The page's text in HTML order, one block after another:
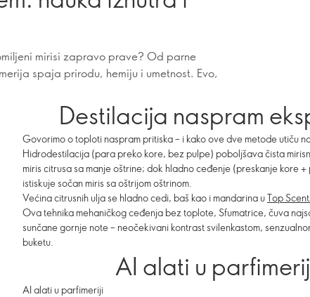
mirisi zapravo prave? Od parne
spaja prirodu, hemiju i umetnost. Evo,
Destilacija naspram
Govorimo o toploti naspram pritiska – i kako ove dve metode utiču
Hidrodestilacija (para preko kore, bez pulpe) poboljšava čista
miris citrusa sa manje oštrine; dok hladno ceđenje (preskanje kore
istiskuje sočan miris sa oštrijom oštrinom.
Većina citrusnih ulja se hladno cedi, baš kao i mandarina uTop
Ova tehnika mehaničkog ceđenja bez toplote, Sfumatrice, čuva
sunčane gornje note – neočekivani kontrast svilenkastom,
buketu.
AI alati u
AI alati u parfimeriji